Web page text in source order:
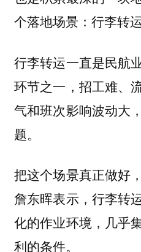
个落地场景：行李转运
行李转运一直是民航
环节之一，招工难、
气和班次影响波动大
题。
把这个场景真正做好
詹东晖表示，行李转
化的作业环境，几乎
利的条件。